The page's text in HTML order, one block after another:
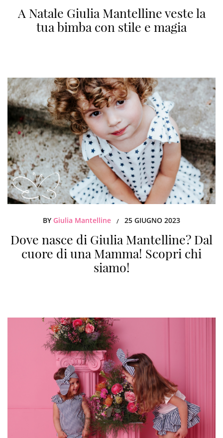
A Natale Giulia Mantelline veste la
tua bimba con stile e magia
BY Giulia Mantelline / 25 GIUGNO 2023
Dove nasce di Giulia Mantelline? Dal
cuore di una Mamma! Scopri chi
siamo!